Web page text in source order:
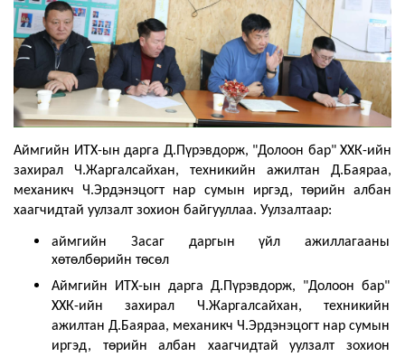
Аймгийн ИТХ-ын дарга Д.Пүрэвдорж, "Долоон бар" ХХК-ийн
захирал Ч.Жаргалсайхан, техникийн ажилтан Д.Баяраа,
механикч Ч.Эрдэнэцогт нар сумын иргэд, төрийн албан
хаагчидтай уулзалт зохион байгууллаа. Уулзалтаар:
аймгийн Засаг даргын үйл ажиллагааны
хөтөлбөрийн төсөл
Аймгийн ИТХ-ын дарга Д.Пүрэвдорж, "Долоон бар"
ХХК-ийн захирал Ч.Жаргалсайхан, техникийн
ажилтан Д.Баяраа, механикч Ч.Эрдэнэцогт нар сумын
иргэд, төрийн албан хаагчидтай уулзалт зохион